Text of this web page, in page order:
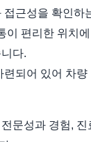
접근성을 확인하
이 편리한 위치
다.
련되어 있어 차량
문성과 경험,